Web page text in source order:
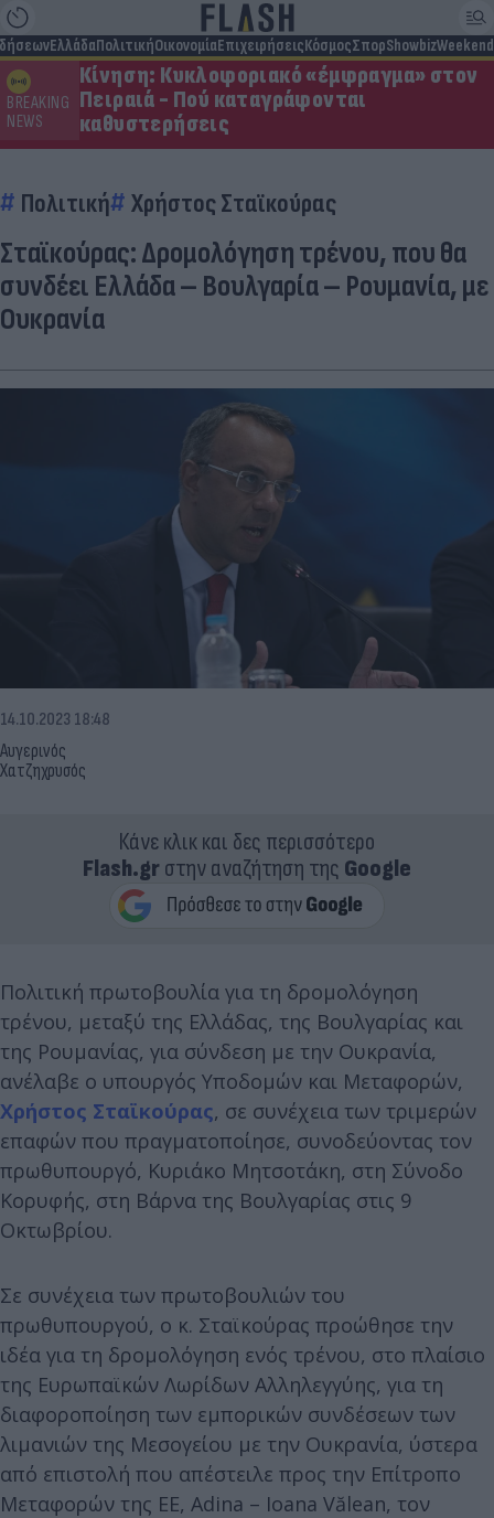
ΕλλάδαΠολιτικήΟικονομίαΕπιχειρήσειςΚόσμοςΣπορShowbizWeekend
BREAKING
NEWS
Κίνηση: Κυκλοφοριακό «έμφραγμα» στον
Πειραιά - Πού καταγράφονται
καθυστερήσεις
Πολιτική Χρήστος Σταϊκούρας
Σταϊκούρας: Δρομολόγηση τρένου, που θα
συνδέει Ελλάδα – Βουλγαρία – Ρουμανία, με
Ουκρανία
Αυγερινός
Χατζηχρυσός
14.10.2023 18:48
Κάνε κλικ και δες περισσότερο
Flash.grστην αναζήτηση της Google
Πολιτική πρωτοβουλία για τη δρομολόγηση
τρένου, μεταξύ της Ελλάδας, της Βουλγαρίας και
της Ρουμανίας, για σύνδεση με την Ουκρανία,
ανέλαβε ο υπουργός Υποδομών και Μεταφορών,
Χρήστος Σταϊκούρας, σε συνέχεια των τριμερών
επαφών που πραγματοποίησε, συνοδεύοντας τον
πρωθυπουργό, Κυριάκο Μητσοτάκη, στη Σύνοδο
Κορυφής, στη Βάρνα της Βουλγαρίας στις 9
Οκτωβρίου.
Σε συνέχεια των πρωτοβουλιών του
πρωθυπουργού, ο κ. Σταϊκούρας προώθησε την
ιδέα για τη δρομολόγηση ενός τρένου, στο πλαίσιο
της Ευρωπαϊκών Λωρίδων Αλληλεγγύης, για τη
διαφοροποίηση των εμπορικών συνδέσεων των
λιμανιών της Μεσογείου με την Ουκρανία, ύστερα
από επιστολή που απέστειλε προς την Επίτροπο
Μεταφορών της ΕΕ, Adina – Ioana Vălean, τον